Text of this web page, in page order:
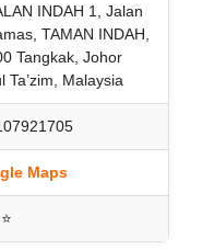
INDAH 1, Jalan
TAMAN INDAH,
Tangkak, Johor
Ta’zim, Malaysia
Maps